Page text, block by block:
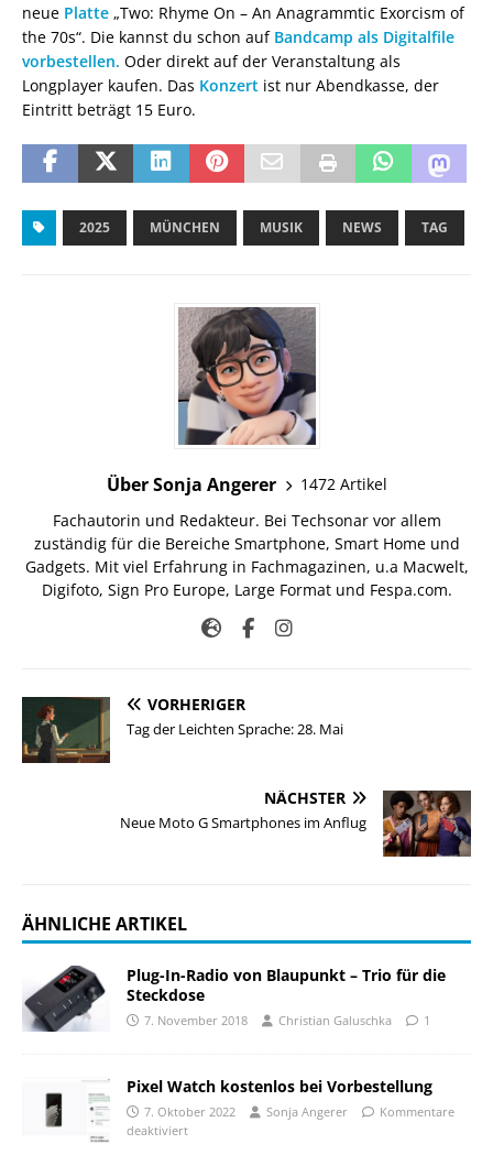
neue Platte „Two: Rhyme On – An Anagrammtic Exorcism of
the 70s“. Die kannst du schon auf Bandcamp als Digitalfile
vorbestellen. Oder direkt auf der Veranstaltung als
Longplayer kaufen. Das Konzert ist nur Abendkasse, der
Eintritt beträgt 15 Euro.
2025 MÜNCHEN MUSIK NEWS TAG
Über Sonja Angerer
1472 Artikel
Fachautorin und Redakteur. Bei Techsonar vor allem
zuständig für die Bereiche Smartphone, Smart Home und
Gadgets. Mit viel Erfahrung in Fachmagazinen, u.a Macwelt,
Digifoto, Sign Pro Europe, Large Format und Fespa.com.
VORHERIGER
Tag der Leichten Sprache: 28. Mai
NÄCHSTER
Neue Moto G Smartphones im Anflug
ÄHNLICHE ARTIKEL
Plug-In-Radio von Blaupunkt – Trio für die
Steckdose
7. November 2018 Christian Galuschka 1
Pixel Watch kostenlos bei Vorbestellung
7. Oktober 2022 Sonja Angerer
Kommentare
deaktiviert